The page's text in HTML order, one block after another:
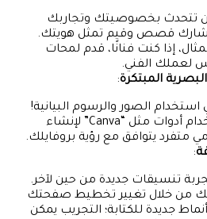
تتحدث بخصوصيتك وتجاربك
قصص وقيم تمثل هويتك.
إذا كنت فنانًا، قدم لمحات
لعملك الفني.
المبتكرة:
الصور والرسوم البيانية!
يمكنك استخدام أدوات مثل “Canva” لإنشاء
متفرد يتوافق مع رؤية بروفايلك.
:
تنسيقات جديدة من حين لآخر.
من خلال تغيير تخطيط صفحتك
جديدة للكتابة؛ التجريب يمكن